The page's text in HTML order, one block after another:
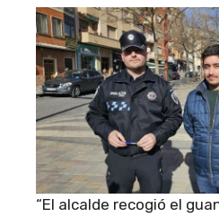
“El alcalde recogió el